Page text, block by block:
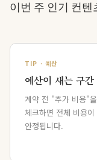
이번 주 인기 컨텐
TIP · 예산
예산이 새는 구
계약 전 "추가 비용"
체크하면 전체 비용이
안정됩니다.